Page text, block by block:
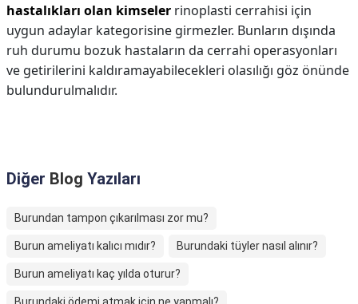
hastalıkları olan kimseler rinoplasti cerrahisi için
uygun adaylar kategorisine girmezler. Bunların dışında
ruh durumu bozuk hastaların da cerrahi operasyonları
ve getirilerini kaldıramayabilecekleri olasılığı göz önünde
bulundurulmalıdır.
Diğer Blog Yazıları
Burundan tampon çıkarılması zor mu?
Burun ameliyatı kalıcı mıdır? Burundaki tüyler nasıl alınır?
Burun ameliyatı kaç yılda oturur?